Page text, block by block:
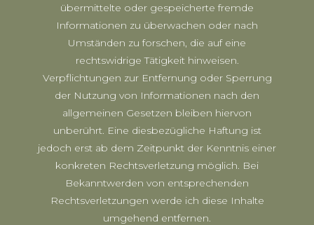
übermittelte oder gespeicherte fremde
Informationen zu überwachen oder nach
Umständen zu forschen, die auf eine
rechtswidrige Tätigkeit hinweisen.
Verpflichtungen zur Entfernung oder Sperrung
der Nutzung von Informationen nach den
allgemeinen Gesetzen bleiben hiervon
unberührt. Eine diesbezügliche Haftung ist
jedoch erst ab dem Zeitpunkt der Kenntnis einer
konkreten Rechtsverletzung möglich. Bei
Bekanntwerden von entsprechenden
Rechtsverletzungen werde ich diese Inhalte
umgehend entfernen.